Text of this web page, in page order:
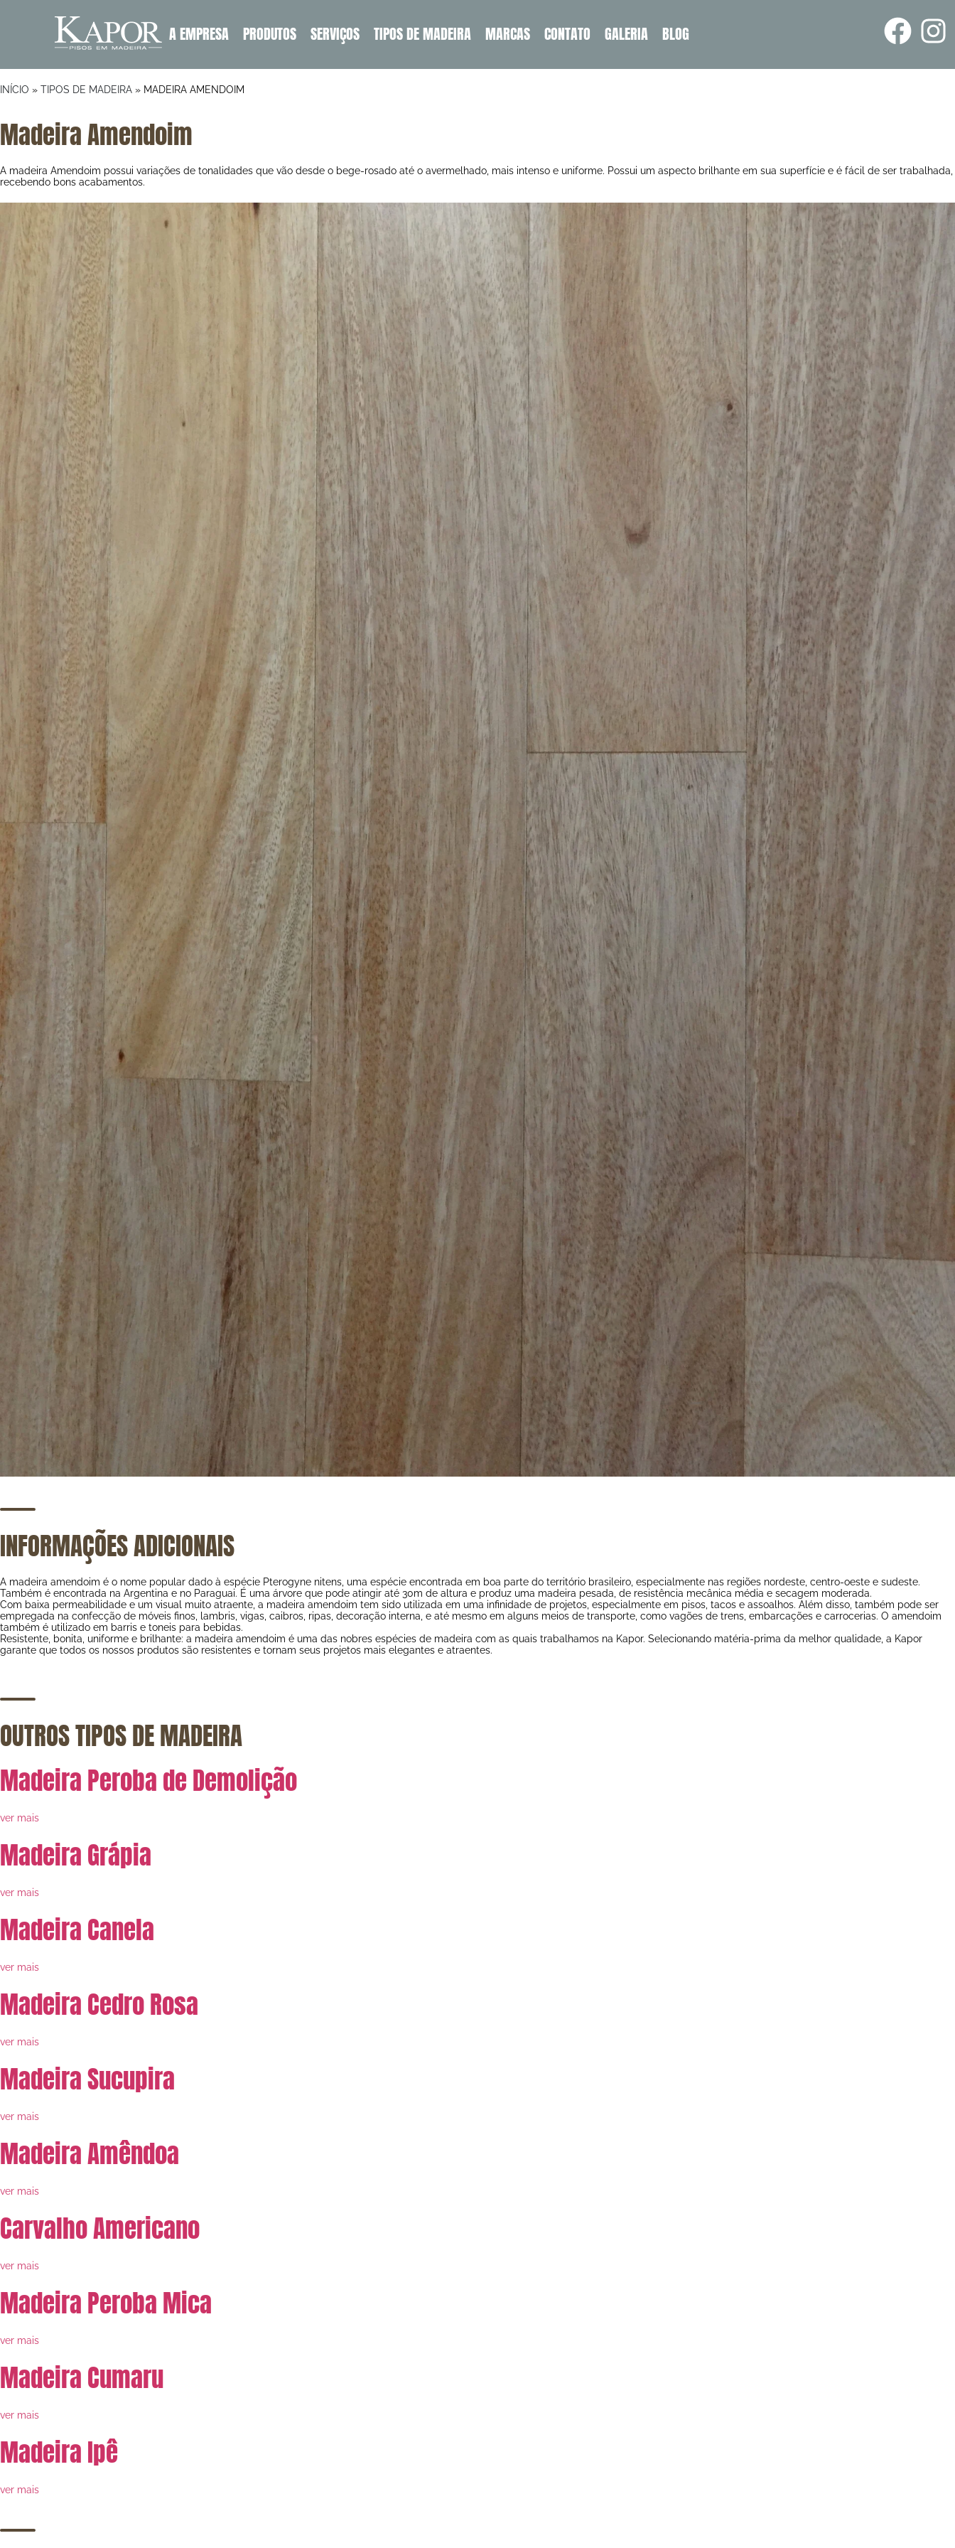
A EMPRESA PRODUTOS SERVIÇOS TIPOS DE MADEIRA MARCAS CONTATO GALERIA BLOG
INÍCIO » TIPOS DE MADEIRA » MADEIRA AMENDOIM
Madeira Amendoim
A madeira Amendoim possui variações de tonalidades que vão desde o bege-rosado até o avermelhado, mais intenso e uniforme. Possui um aspecto brilhante em sua superfície e é fácil de ser trabalhada,
recebendo bons acabamentos.
INFORMAÇÕES ADICIONAIS
A madeira amendoim é o nome popular dado à espécie Pterogyne nitens, uma espécie encontrada em boa parte do território brasileiro, especialmente nas regiões nordeste, centro-oeste e sudeste.
Também é encontrada na Argentina e no Paraguai. É uma árvore que pode atingir até 30m de altura e produz uma madeira pesada, de resistência mecânica média e secagem moderada.
Com baixa permeabilidade e um visual muito atraente, a madeira amendoim tem sido utilizada em uma infinidade de projetos, especialmente em pisos, tacos e assoalhos. Além disso, também pode ser
empregada na confecção de móveis finos, lambris, vigas, caibros, ripas, decoração interna, e até mesmo em alguns meios de transporte, como vagões de trens, embarcações e carrocerias. O amendoim
também é utilizado em barris e toneis para bebidas.
Resistente, bonita, uniforme e brilhante: a madeira amendoim é uma das nobres espécies de madeira com as quais trabalhamos na Kapor. Selecionando matéria-prima da melhor qualidade, a Kapor
garante que todos os nossos produtos são resistentes e tornam seus projetos mais elegantes e atraentes.
OUTROS TIPOS DE MADEIRA
Madeira Peroba de Demolição
ver mais
Madeira Grápia
ver mais
Madeira Canela
ver mais
Madeira Cedro Rosa
ver mais
Madeira Sucupira
ver mais
Madeira Amêndoa
ver mais
Carvalho Americano
ver mais
Madeira Peroba Mica
ver mais
Madeira Cumaru
ver mais
Madeira Ipê
ver mais